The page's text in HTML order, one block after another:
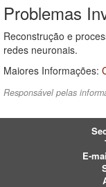
Problemas
Reconstrução e
redes neuronais.
Maiores Informações:
Responsável pelas
E-